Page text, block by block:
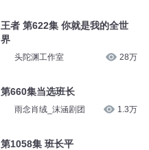
王者 第622集 你就是我的全世
界
头陀渊工作室 28万
第660集当选班长
雨念肖绒_沫涵剧团 1.3万
第1058集 班长平